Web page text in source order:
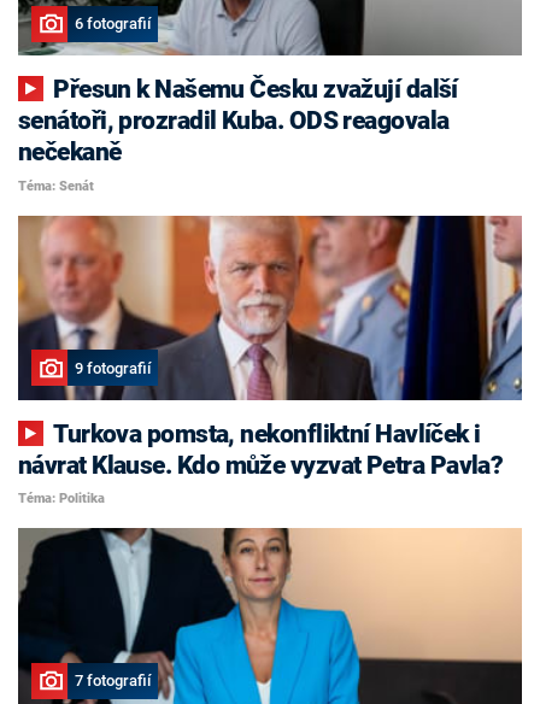
6 fotografií
senátoři, prozradil Kuba. ODS reagovala
nečekaně
Téma: Senát
9 fotografií
Turkova pomsta, nekonfliktní Havlíček i
návrat Klause. Kdo může vyzvat Petra Pavla?
Téma: Politika
7 fotografií